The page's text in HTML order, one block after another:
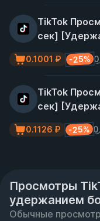
TikTok
сек]
30 дней ♻️]
-25%
0.1001 ₽
TikTok
сек]
30 дней ♻️]
-25%
0.1126 ₽
Просмотры
удержанием
Обычные